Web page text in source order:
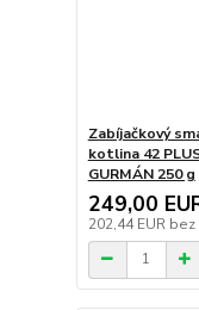
Zabíjačkový
kotlina 42
GURMÁN 250 g
249,00
202,44 EUR bez